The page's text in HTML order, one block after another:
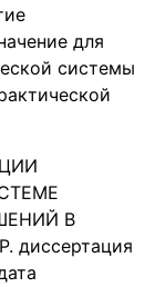
для
системы
В
диссертация